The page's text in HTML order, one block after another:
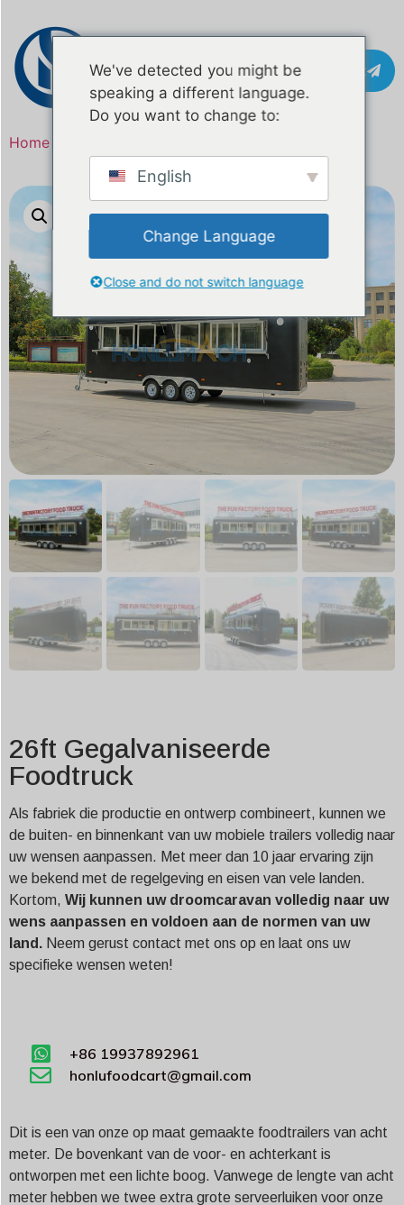
Contact
Home
26ft Gegalvaniseerde
Foodtruck
Als fabriek die productie en ontwerp combineert, kunnen we
de buiten- en binnenkant van uw mobiele trailers volledig naar
uw wensen aanpassen. Met meer dan 10 jaar ervaring zijn
we bekend met de regelgeving en eisen van vele landen.
Kortom, Wij kunnen uw droomcaravan volledig naar uw
wens aanpassen en voldoen aan de normen van uw
land. Neem gerust contact met ons op en laat ons uw
specifieke wensen weten!
+86 19937892961
honlufoodcart@gmail.com
Dit is een van onze op maat gemaakte foodtrailers van acht
meter. De bovenkant van de voor- en achterkant is
ontworpen met een lichte boog. Vanwege de lengte van acht
meter hebben we twee extra grote serveerluiken voor onze
We've detected you might be
speaking a different language.
Do you want to change to:
English
Change Language
Close and do not switch language